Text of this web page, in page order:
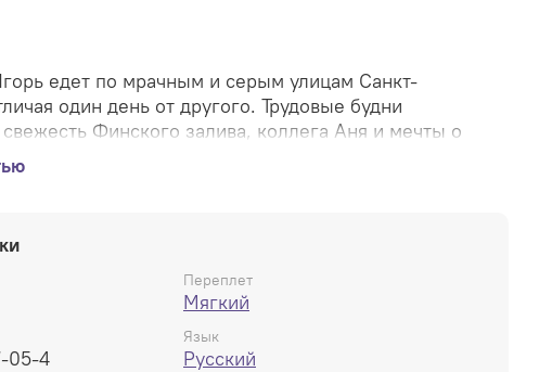
едет по мрачным и серым улицам Санкт-
один день от другого. Трудовые будни
Финского залива, коллега Аня и мечты о
на море. В какой-то момент Игорь теряет
и влюбляется в девушку-блогера. Поступки
стр., 220х150 мм.
Переплет
Мягкий
05-4
Язык
Русский